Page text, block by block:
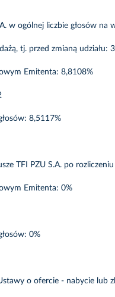
w ogólnej liczbie głosów
tj. przed zmianą udziału:
Emitenta: 8,8108%
8,5117%
TFI PZU S.A. po
Emitenta: 0%
0%
o ofercie - nabycie lub